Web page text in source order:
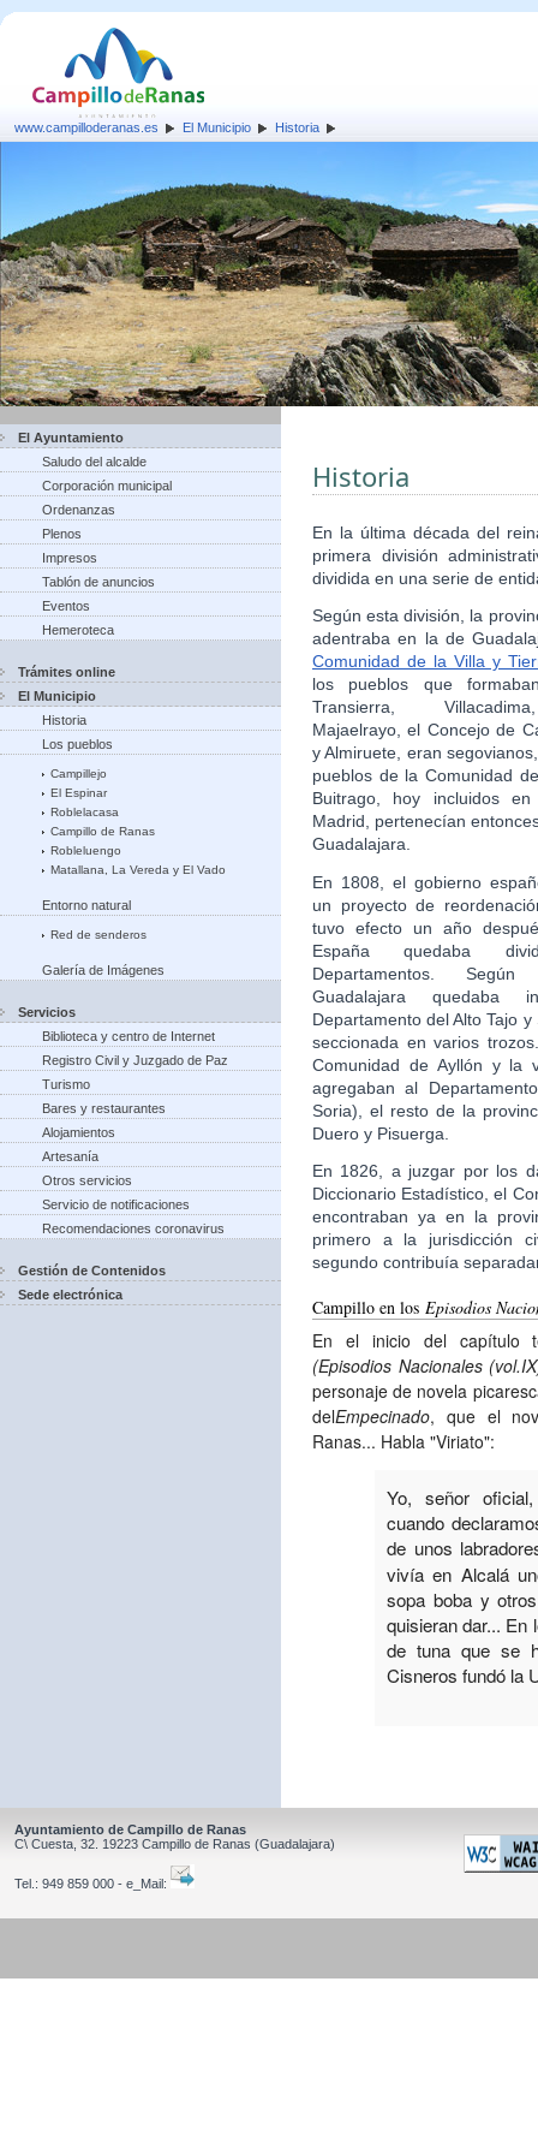
www.campilloderanas.es El Municipio Historia
El Ayuntamiento
Saludo del alcalde
Corporación municipal
Ordenanzas
Plenos
Impresos
Tablón de anuncios
Eventos
Hemeroteca
Trámites online
El Municipio
Historia
Los pueblos
Campillejo
El Espinar
Roblelacasa
Campillo de Ranas
Robleluengo
Matallana, La Vereda y El Vado
Entorno natural
Red de senderos
Galería de Imágenes
Servicios
Biblioteca y centro de Internet
Registro Civil y Juzgado de Paz
Turismo
Bares y restaurantes
Alojamientos
Artesanía
Otros servicios
Servicio de notificaciones
Recomendaciones coronavirus
Gestión de Contenidos
Sede electrónica
Historia
En la última década del
primera división
dividida en una serie de
Según esta división, la
adentraba en la de
Comunidad de la Villa y
los pueblos que
Transierra,
Majaelrayo, el Concejo de
y Almiruete, eran
pueblos de la Comunidad
Buitrago, hoy incluidos
Madrid, pertenecían
Guadalajara.
En 1808, el gobierno
un proyecto de
tuvo efecto un año
España quedaba
Departamentos.
Guadalajara quedaba
Departamento del Alto Tajo
seccionada en varios
Comunidad de Ayllón y la
agregaban al
Soria), el resto de la
Duero y Pisuerga.
En 1826, a juzgar por los
Diccionario Estadístico, el
encontraban ya en la
primero a la jurisdicción
segundo contribuía
Campillo en los Episodios
En el inicio del capítulo
(Episodios Nacionales
personaje de novela
delEmpecinado, que el
Ranas... Habla "Viriato":
Yo, señor
cuando
de unos
vivía en Alcalá
sopa boba y
quisieran dar... En
de tuna que se
Cisneros fundó la
Ayuntamiento de Campillo de Ranas
C\ Cuesta, 32. 19223 Campillo de Ranas (Guadalajara)
Tel.: 949 859 000 - e_Mail: